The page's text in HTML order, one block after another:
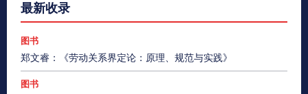
最新收录
图书
郑文睿：《劳动关系界定论：原理、规范与实践》
图书